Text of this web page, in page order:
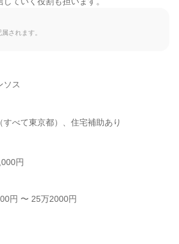
されます。
ソス
べて東京都）、住宅補助あり
円
円 〜 25万2000円